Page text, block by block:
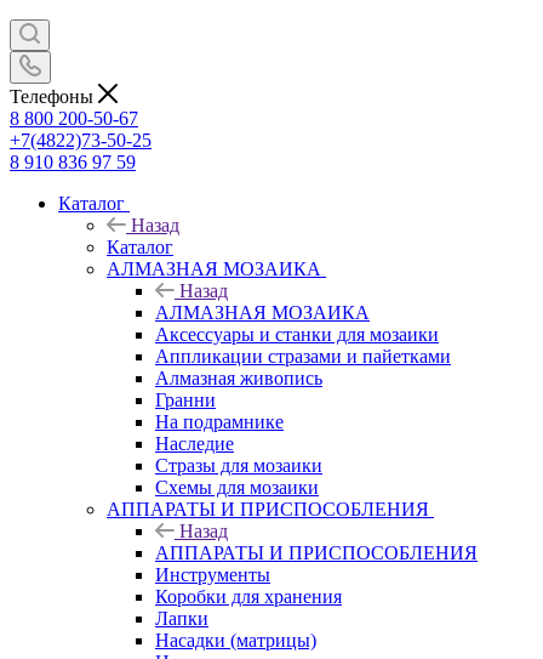
Телефоны
8 800 200-50-67
+7(4822)73-50-25
8 910 836 97 59
Каталог
Назад
Каталог
АЛМАЗНАЯ МОЗАИКА
Назад
АЛМАЗНАЯ МОЗАИКА
Аксессуары и станки для мозаики
Аппликации стразами и пайетками
Алмазная живопись
Гранни
На подрамнике
Наследие
Стразы для мозаики
Схемы для мозаики
АППАРАТЫ И ПРИСПОСОБЛЕНИЯ
Назад
АППАРАТЫ И ПРИСПОСОБЛЕНИЯ
Инструменты
Коробки для хранения
Лапки
Насадки (матрицы)